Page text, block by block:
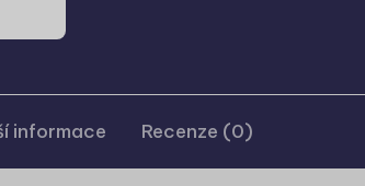
informace Recenze (0)